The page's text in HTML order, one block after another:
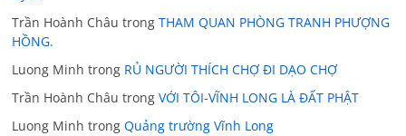
Trần Hoành Châu trongTHAM QUAN PHÒNG TRANH PHƯỢNG
HỒNG.
Luong Minh trong RỦ NGƯỜI THÍCH CHỢ ĐI DẠO CHỢ
Trần Hoành Châu trongVỚI TÔI-VĨNH LONG LÀ ĐẤT PHẬT
Luong Minh trongQuảng trường Vĩnh Long